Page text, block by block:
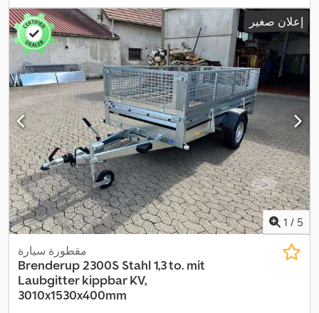
إعلان صغير
1 / 5
مقطورة سيارة
Brenderup2300S Stahl 1,3 to. mit
Laubgitter kippbar KV,
3010x1530x400mm